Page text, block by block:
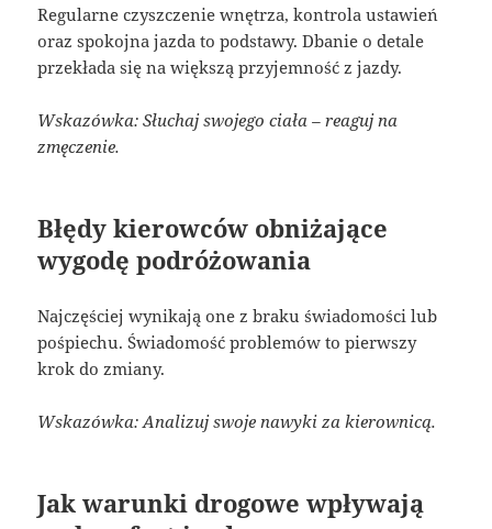
Regularne czyszczenie wnętrza, kontrola ustawień
oraz spokojna jazda to podstawy. Dbanie o detale
przekłada się na większą przyjemność z jazdy.
Wskazówka: Słuchaj swojego ciała – reaguj na
zmęczenie.
Błędy kierowców obniżające
wygodę podróżowania
Najczęściej wynikają one z braku świadomości lub
pośpiechu. Świadomość problemów to pierwszy
krok do zmiany.
Wskazówka: Analizuj swoje nawyki za kierownicą.
Jak warunki drogowe wpływają